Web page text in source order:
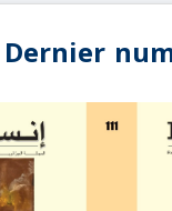
Dernier